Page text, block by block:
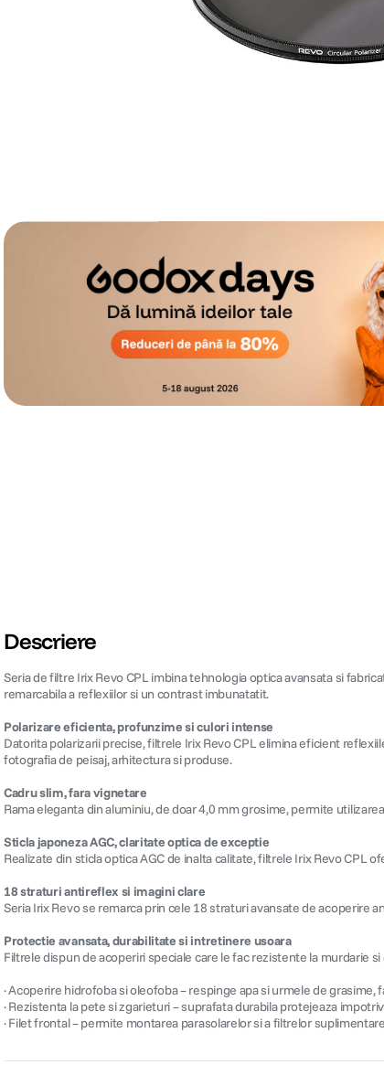
dji osmo
Descriere
Seria de filtre Irix Revo CPL imbina tehnologia optica avansata si
remarcabila a reflexiilor si un contrast imbunatatit.
Polarizare eficienta, profunzime si culori intense
Datorita polarizarii precise, filtrele Irix Revo CPL elimina eficient
fotografia de peisaj, arhitectura si produse.
Cadru slim, fara vignetare
Rama eleganta din aluminiu, de doar 4,0 mm grosime, permite
Sticla japoneza AGC, claritate optica de exceptie
Realizate din sticla optica AGC de inalta calitate, filtrele Irix Revo CPL
18 straturi antireflex si imagini clare
Seria Irix Revo se remarca prin cele 18 straturi avansate de
Protectie avansata, durabilitate si intretinere usoara
Filtrele dispun de acoperiri speciale care le fac rezistente la murdarie
· Acoperire hidrofoba si oleofoba – respinge apa si urmele de grasime,
· Rezistenta la pete si zgarieturi – suprafata durabila protejeaza
· Filet frontal – permite montarea parasolarelor si a filtrelor suplimentare